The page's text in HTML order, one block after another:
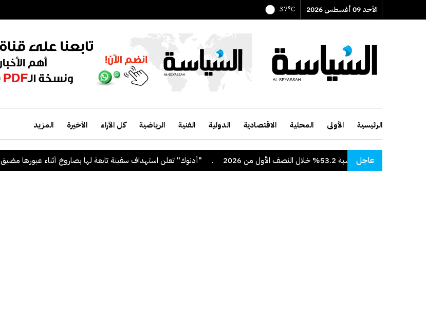
الأحد 09 أغسطس 2026 37°C
الرئيسية الأولى المحلية الاقتصادية الدولية الفنية الرياضية كل الآراء الأخيرة المزيد
عاجل
53.2% خلال النصف الأول من 2026 . "أدنوك" تعلن استهداف سفينة تابعة لها بصاروخ أثناء عبورها مضيق هرمز